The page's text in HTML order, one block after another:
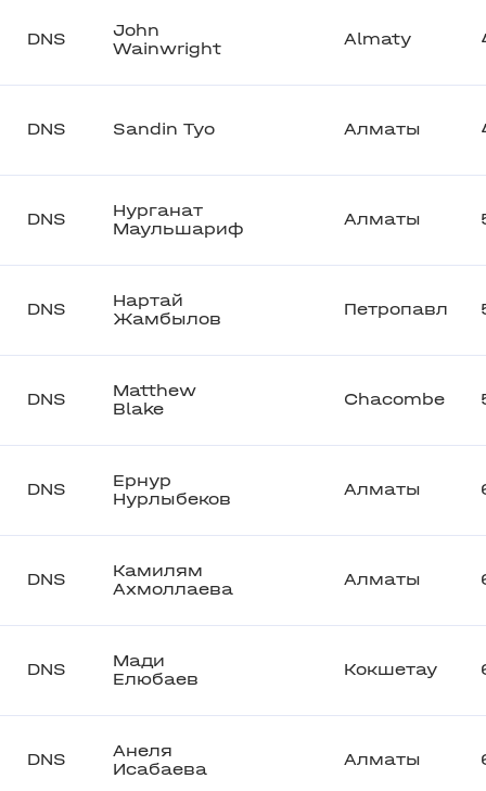
DNS
John
Wainwright
Almaty
DNS Sandin Tyo Алматы
DNS
Нурганат
Маульшариф
Алматы
DNS
Нартай
Жамбылов
Петропавл
DNS
Matthew
Blake
Chacombe
DNS
Ернур
Нурлыбеков
Алматы
DNS
Камилям
Ахмоллаева
Алматы
DNS
Мади
Елюбаев
Кокшетау
DNS
Анеля
Исабаева
Алматы